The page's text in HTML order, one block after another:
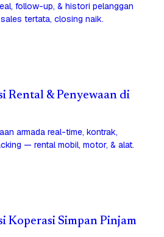
follow-up, & histori pelanggan
tertata, closing naik.
Rental & Penyewaan di
armada real-time, kontrak,
— rental mobil, motor, & alat.
Koperasi Simpan Pinjam